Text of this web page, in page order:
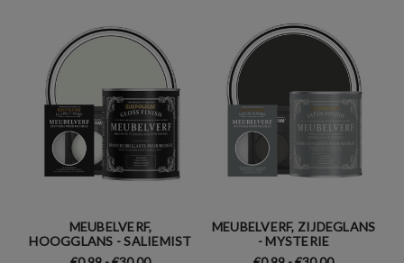
MEUBELVERF,
HOOGGLANS - SALIEMIST
MEUBELVERF, ZIJDEGLANS
- MYSTERIE